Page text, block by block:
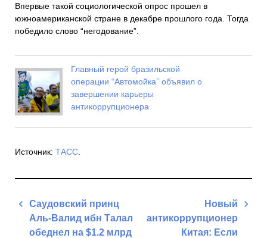
Впервые такой социологической опрос прошел в
южноамериканской стране в декабре прошлого года. Тогда
победило слово “негодование”.
Главный герой бразильской
операции “Автомойка” объявил о
завершении карьеры
антикоррупционера
Источник: ТАСС
Навигация
записям
Саудовский принц
Аль-Валид ибн Талал
обеднел на $1.2 млрд
Новый
антикоррупционер
Китая: Если